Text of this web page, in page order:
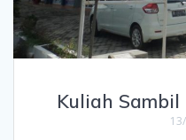
Kuliah Sambil